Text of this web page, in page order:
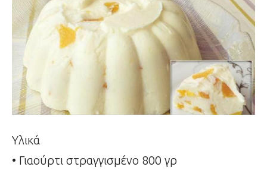
Υλικά
• Γιαούρτι στραγγισμένο 800 γρ